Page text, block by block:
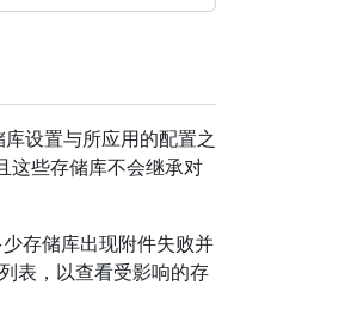
设置与所应用的配置之
这些存储库不会继承对
存储库出现附件失败并
表，以查看受影响的存